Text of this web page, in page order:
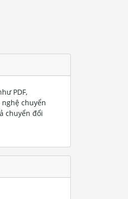
PDF,
nghệ chuyển
chuyển đổi